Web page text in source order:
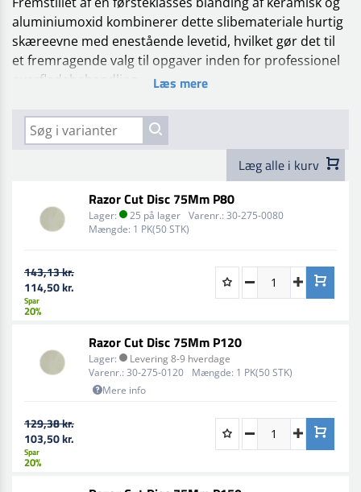
aluminiumoxid kombinerer dette slibemateriale hurtig
skæreevne med enestående levetid, hvilket gør det til
et fremragende valg til opgaver inden for professionel
overfladebehandling.
velegnet til spotreparationer, hvor præcision og
ensartede resultater er afgørende. Den avancerede
sammensætning sikrer en glat og ensartet finish,
hvilket reducerer den tid og indsats, der kræves for at
opnå optimale resultater.
Blandingen af keramisk og aluminiumoxid forbedrer
slibematerialet kan bevare sin effektivitet over længere
tids brug.
Q-Refinish 30-275 leverer en pålidelig slibeløsning, dets
evne til at kombinere hurtig og effektiv skæring med
langvarig brugbarhed sikrer, at du får mest værdi for
din investering.
Læs mere
Læg alle i kurv
Razor Cut Disc 75Mm P80
Lager: 25 på lager Varenr.: 30-275-0080
Mængde: 1 PK(50 STK)
143,13 kr.
114,50 kr.
Spar
20%
Razor Cut Disc 75Mm P120
Lager:
Levering 8-9 hverdage
Varenr.: 30-275-0120 Mængde: 1 PK(50 STK)
Mere info
129,38 kr.
103,50 kr.
Spar
20%